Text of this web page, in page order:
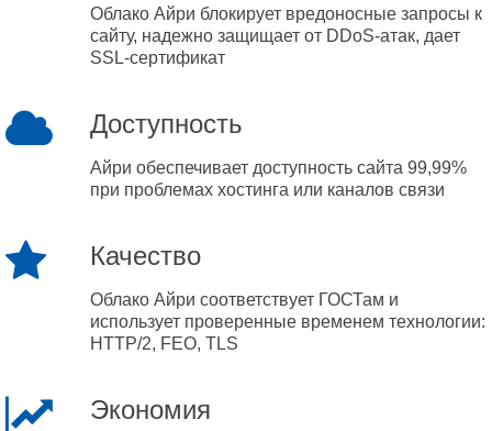
Облако Айри блокирует вредоносные запросы к
сайту, надежно защищает от DDoS-атак, дает
SSL-сертификат
Доступность
Айри обеспечивает доступность сайта 99,99%
при проблемах хостинга или каналов связи
Качество
Облако Айри соответствует ГОСТам и
использует проверенные временем технологии:
HTTP/2, FEO, TLS
Экономия